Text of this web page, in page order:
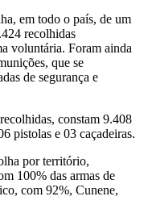
em todo o país, de um
recolhidas
voluntária. Foram ainda
que se
de segurança e
constam 9.408
e 03 caçadeiras.
por território,
100% das armas de
com 92%, Cunene,